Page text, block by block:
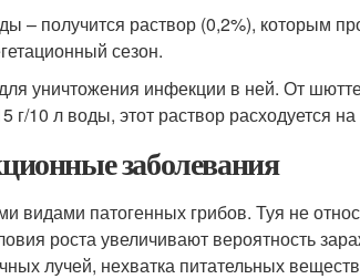
– получится раствор (0,2%), которым
сезон.
уничтожения инфекции в ней. От
10 л воды, этот раствор расходуется
заболевания
патогенных грибов. Туя не
роста увеличивают вероятность
лучей, нехватка питательных